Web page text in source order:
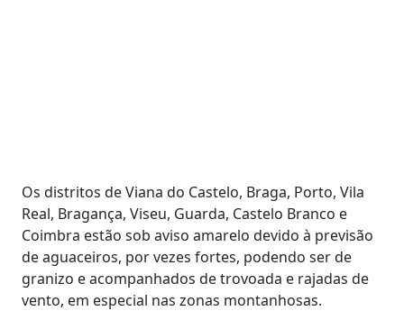
Os distritos de Viana do Castelo, Braga, Porto, Vila
Real, Bragança, Viseu, Guarda, Castelo Branco e
Coimbra estão sob aviso amarelo devido à previsão
de aguaceiros, por vezes fortes, podendo ser de
granizo e acompanhados de trovoada e rajadas de
vento, em especial nas zonas montanhosas.